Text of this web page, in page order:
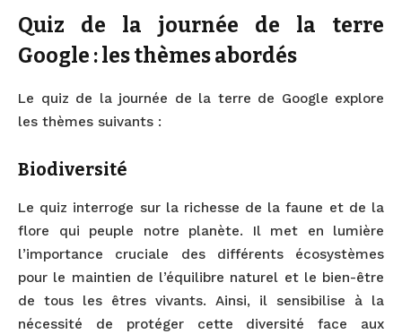
Quiz de la journée de la terre
Google : les thèmes abordés
Le quiz de la journée de la terre de Google explore
les thèmes suivants :
Biodiversité
Le quiz interroge sur la richesse de la faune et de la
flore qui peuple notre planète. Il met en lumière
l’importance cruciale des différents écosystèmes
pour le maintien de l’équilibre naturel et le bien-être
de tous les êtres vivants. Ainsi, il sensibilise à la
nécessité de protéger cette diversité face aux